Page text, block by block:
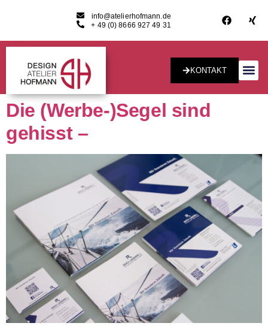
info@atelierhofmann.de
+ 49 (0) 8666 927 49 31
KONTAKT
Die (Werbe-)Segel sind
gehisst –